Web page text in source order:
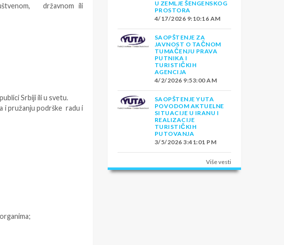
državnom ili
Srbiji ili u svetu.
i pružanju podrške radu i
U ZEMLJE ŠENGENSKOG
PROSTORA
4/17/2026 9:10:16 AM
SAOPŠTENJE ZA
JAVNOST O TAČNOM
TUMAČENJU PRAVA
PUTNIKA I
TURISTIČKIH
AGENCIJA
4/2/2026 9:53:00 AM
SAOPŠTENJE YUTA
POVODOM AKTUELNE
SITUACIJE U IRANU I
REALIZACIJE
TURISTIČKIH
PUTOVANJA
3/5/2026 3:41:01 PM
Više vesti